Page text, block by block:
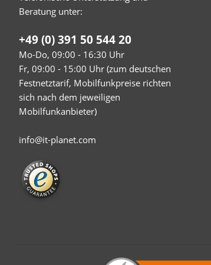
Beratung unter:
+49 (0) 391 50 544 20
Mo-Do, 09:00 - 16:30 Uhr
Fr, 09:00 - 15:00 Uhr (zum deutschen
Festnetztarif, Mobilfunkpreise richten
sich nach dem jeweiligen
Mobilfunkanbieter)
info@it-planet.com